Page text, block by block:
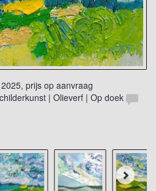
prijs op aanvraag
| Olieverf | Op doek